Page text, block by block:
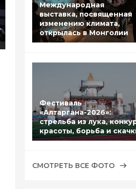
Международная
выставка, посвященная
изменению климата,
открылась в Монголии
Фестиваль
«Алтаргана-2026»:
стрельба из лука,
красоты, борьба и
СМОТРЕТЬ ВСЕ ФОТО